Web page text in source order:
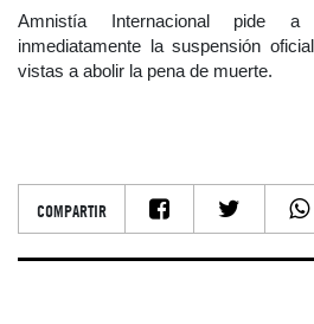
Amnistía Internacional pide
inmediatamente la suspensión
vistas a abolir la pena de muerte.
COMPARTIR